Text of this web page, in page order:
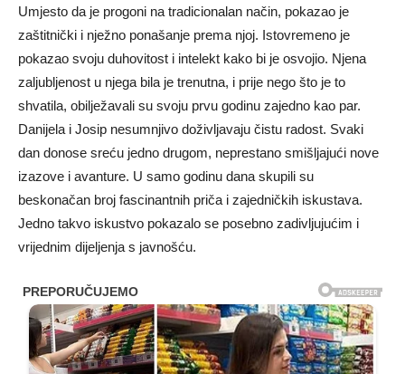
Umjesto da je progoni na tradicionalan način, pokazao je
zaštitnički i nježno ponašanje prema njoj. Istovremeno je
pokazao svoju duhovitost i intelekt kako bi je osvojio. Njena
zaljubljenost u njega bila je trenutna, i prije nego što je to
shvatila, obilježavali su svoju prvu godinu zajedno kao par.
Danijela i Josip nesumnjivo doživljavaju čistu radost. Svaki
dan donose sreću jedno drugom, neprestano smišljajući nove
izazove i avanture. U samo godinu dana skupili su
beskonačan broj fascinantnih priča i zajedničkih iskustava.
Jedno takvo iskustvo pokazalo se posebno zadivljujućim i
vrijednim dijeljenja s javnošću.